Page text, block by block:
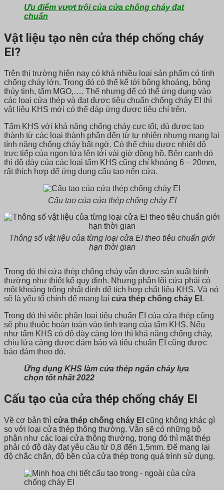
Ưu điểm vượt trội của cửa chống cháy đạt
chuẩn
Vật liệu tạo nên cửa thép chống cháy
EI?
Trên thị trường hiện nay có khá nhiều loại sản phẩm có tính
chống cháy lớn. Trong đó có thể kể tới bông khoáng, bông
thủy tinh, tấm MGO,…. Thế nhưng để có thể ứng dụng vào
các loại cửa thép và đạt được tiêu chuẩn chống cháy EI thì
vật liệu KHS mới có thể đáp ứng được tiêu chí trên.
Tấm KHS với khả năng chống cháy cực tốt, dù được tạo
thành từ các loại thành phần đến từ tự nhiên nhưng mang lại
tính năng chống cháy bất ngờ. Có thể chịu được nhiệt độ
trực tiếp của ngọn lửa lên tới vài giờ đồng hồ. Bên cạnh đó
thì độ dày của các loại tấm KHS cũng chỉ khoảng 6 – 20mm,
rất thích hợp để ứng dụng cấu tạo nên cửa.
Cấu tạo của cửa thép chống cháy EI
Thông số vật liệu của từng loại cửa EI theo tiêu chuẩn giới
hạn thời gian
Trong đó thì cửa thép chống cháy vẫn được sản xuất bình
thường như thiết kế quy định. Nhưng phần lõi cửa phải có
một khoảng trống nhất định để tích hợp chất liệu KHS. Và nó
sẽ là yếu tố chính để mang lại cửa thép chống cháy EI .
Trong đó thì việc phân loại tiêu chuẩn EI của cửa thép cũng
sẽ phụ thuộc hoàn toàn vào tình trạng của tấm KHS. Nếu
như tấm KHS có độ dày càng lớn thì khả năng chống cháy,
chịu lửa càng được đảm bảo và tiêu chuẩn EI cũng được
bảo đảm theo đó.
Ứng dụng KHS làm cửa thép ngăn cháy lựa
chọn tốt nhất 2022
Cấu tạo của cửa thép chống cháy EI
Về cơ bản thì cửa thép chống cháy EI cũng không khác gì
so với loại cửa thép thông thường. Vẫn sẽ có những bộ
phận như các loại cửa thông thường, trong đó thì mặt thép
phải có độ dày đạt yêu cầu từ 0,8 đến 1,5mm. Để mang lại
độ chắc chắn, độ bền của cửa thép trong quá trình sử dụng.